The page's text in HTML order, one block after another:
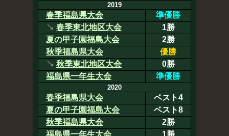
2019
春季福島県大会
準優勝
↘ 春季東北地区大会
1勝
夏の甲子園福島大会
2勝
秋季福島県大会
優勝
↘ 秋季東北地区大会
0勝
福島県一年生大会
準優勝
2020
春季福島県大会
ベスト4
夏の甲子園福島大会
ベスト8
秋季福島県大会
2勝
福島県一年生大会
1勝